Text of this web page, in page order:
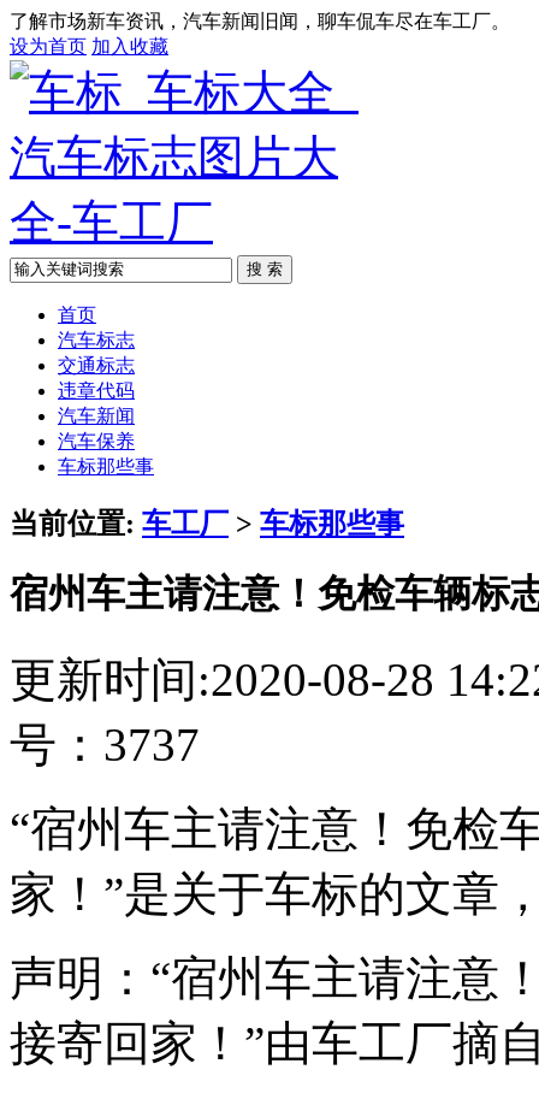
了解市场新车资讯，汽车新闻旧闻，聊车侃车尽在车工厂。
设为首页 加入收藏
搜 索
首页
汽车标志
交通标志
违章代码
汽车新闻
汽车保养
车标那些事
当前位置: 车工厂 > 车标那些事
宿州车主请注意！免检车辆标
更新时间:2020-08-28
号：3737
“宿州车主请注意！免检
家！”是关于车标的文章
声明：“宿州车主请注意
接寄回家！”由车工厂摘